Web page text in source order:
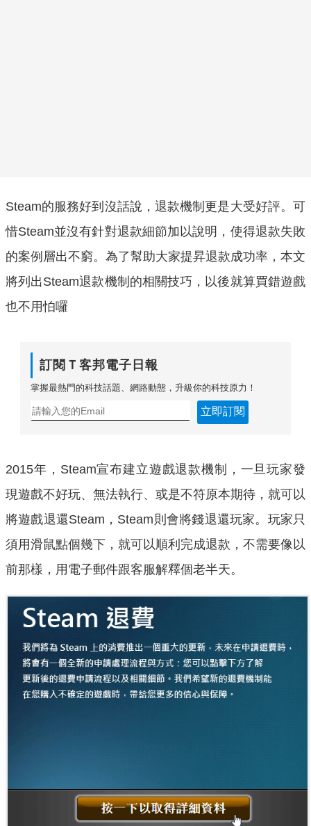
Steam的服務好到沒話說，退款機制更是大受好評。可
惜Steam並沒有針對退款細節加以說明，使得退款失敗
的案例層出不窮。為了幫助大家提昇退款成功率，本文
將列出Steam退款機制的相關技巧，以後就算買錯遊戲
也不用怕囉
訂閱Ｔ客邦電子日報
掌握最熱門的科技話題、網路動態，升級你的科技原力！
立即訂閱
2015年，Steam宣布建立遊戲退款機制，一旦玩家發
現遊戲不好玩、無法執行、或是不符原本期待，就可以
將遊戲退還Steam，Steam則會將錢退還玩家。玩家只
須用滑鼠點個幾下，就可以順利完成退款，不需要像以
前那樣，用電子郵件跟客服解釋個老半天。